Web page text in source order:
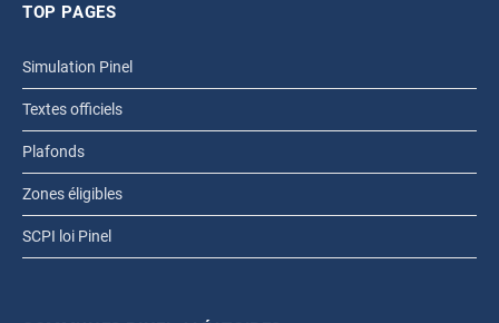
TOP PAGES
Simulation Pinel
Textes officiels
Plafonds
Zones éligibles
SCPI loi Pinel